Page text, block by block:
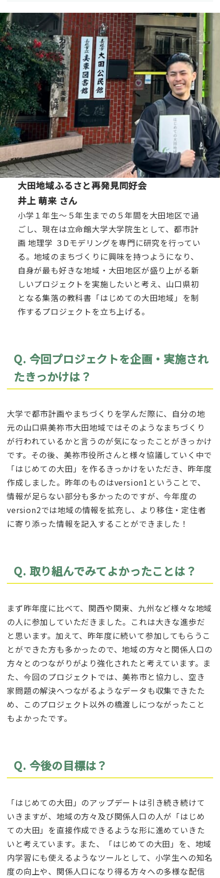
大田地域ふるさと再発見同好会
井上 萌来 さん
小学１年生〜５年生までの５年間を大田地区で過
ごし、現在は立命館大学大学院生として、都市計
画 地理学 ３Dモデリングを専門に研究を行ってい
る。地域のまちづくりに興味を持つようになり、
自身が最も好きな地域・大田地区が盛り上がる新
しいプロジェクトを実施したいと考え、山口県初
となる集落の教科書「はじめての大田地域」を制
作するプロジェクトを立ち上げる。
Q. 今回プロジェクトを企画・実施され
たきっかけは？
大学で都市計画やまちづくりを学んだ際に、自分の地
元の山口県美祢市大田地域ではそのようなまちづくり
が行われているかと言うのが気になったことがきっかけ
です。その後、美祢市役所さんと様々協議していく中で
「はじめての大田」を作るきっかけをいただき、昨年度
作成しました。昨年のものはversion1ということで、
情報が足らない部分も多かったのですが、今年度の
version2では地域の情報を拡充し、より移住・定住者
に寄り添った情報を記入することができました！
Q. 取り組んでみてよかったことは？
まず昨年度に比べて、関西や関東、九州など様々な地域
の人に参加していただきました。これは大きな進歩だ
と思います。加えて、昨年度に続いて参加してもらうこ
とができた方も多かったので、地域の方々と関係人口の
方々とのつながりがより強化されたと考えています。ま
た、今回のプロジェクトでは、美祢市と協力し、空き
家問題の解決へつながるようなデータも収集できたた
め、このプロジェクト以外の橋渡しにつながったこと
もよかったです。
Q. 今後の目標は？
「はじめての大田」のアップデートは引き続き続けて
いきますが、地域の方々及び関係人口の人が「はじめ
ての大田」を直接作成できるような形に進めていきた
いと考えています。また、「はじめての大田」を、地域
内学習にも使えるようなツールとして、小学生への知名
度の向上や、関係人口になり得る方々への多様な配信